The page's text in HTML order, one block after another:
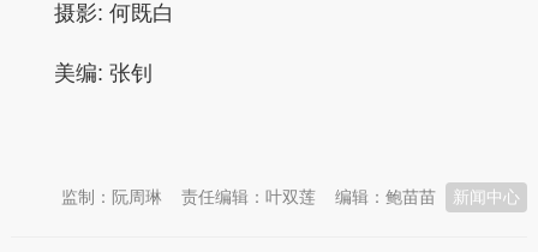
摄影: 何既白
美编: 张钊
新闻中心
编辑：鲍苗苗
责任编辑：叶双莲
监制：阮周琳